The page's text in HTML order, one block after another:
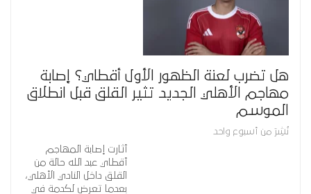
هل تضرب لعنة الظهور الأول أقطاي؟ إصابة
مهاجم الأهلي الجديد تثير القلق قبل انطلاق
الموسم
نُشِرَ من أسبوع واحد
أثارت إصابة المهاجم
أقطاي عبد الله حالة من
القلق داخل النادي الأهلي،
بعدما تعرض لكدمة في